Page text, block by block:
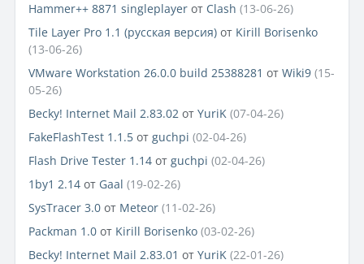
Hammer++ 8871 singleplayer от Clash (13-06-26)
Tile Layer Pro 1.1 (русская версия) от Kirill Borisenko
(13-06-26)
VMware Workstation 26.0.0 build 25388281 от Wiki9 (15-
05-26)
Becky! Internet Mail 2.83.02 от YuriK (07-04-26)
FakeFlashTest 1.1.5 от guchpi (02-04-26)
Flash Drive Tester 1.14 от guchpi (02-04-26)
1by1 2.14 от Gaal (19-02-26)
SysTracer 3.0 от Meteor (11-02-26)
Packman 1.0 от Kirill Borisenko (03-02-26)
Becky! Internet Mail 2.83.01 от YuriK (22-01-26)